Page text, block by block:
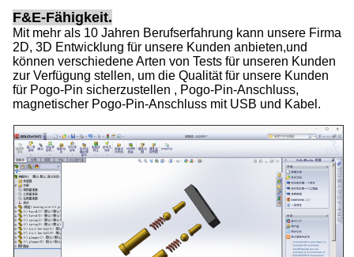
F&E-Fähigkeit.
Mit mehr als 10 Jahren Berufserfahrung kann unsere Firma
2D, 3D Entwicklung für unsere Kunden anbieten,und
können verschiedene Arten von Tests für unseren Kunden
zur Verfügung stellen, um die Qualität für unsere Kunden
für Pogo-Pin sicherzustellen , Pogo-Pin-Anschluss,
magnetischer Pogo-Pin-Anschluss mit USB und Kabel.